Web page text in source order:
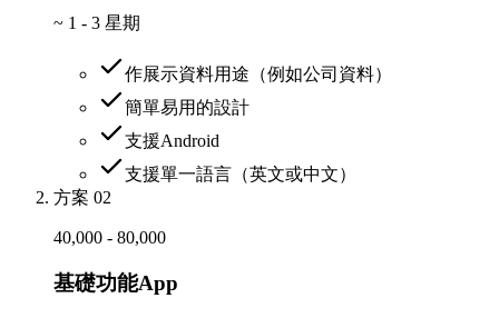
~ 1 - 3 星期
作展示資料用途（例如公司資料）
簡單易用的設計
支援Android
支援單一語言（英文或中文）
方案 02
40,000 - 80,000
基礎功能App